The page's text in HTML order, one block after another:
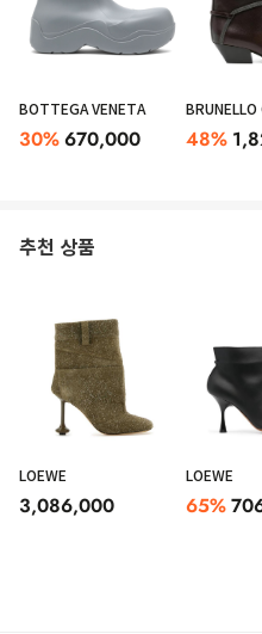
BOTTEGA VENETA
30%670,000
BRUNELLO
48%
추천 상품
LOEWE
3,086,000
LOEWE
65%